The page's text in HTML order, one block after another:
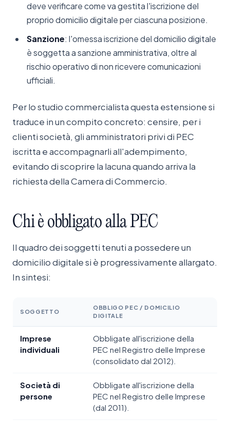
deve verificare come va gestita l'iscrizione del
proprio domicilio digitale per ciascuna posizione.
Sanzione: l'omessa iscrizione del domicilio digitale
è soggetta a sanzione amministrativa, oltre al
rischio operativo di non ricevere comunicazioni
ufficiali.
Per lo studio commercialista questa estensione si
traduce in un compito concreto: censire, per i
clienti società, gli amministratori privi di PEC
iscritta e accompagnarli all'adempimento,
evitando di scoprire la lacuna quando arriva la
richiesta della Camera di Commercio.
Chiè obbligato allaPEC
Il quadro dei soggetti tenuti a possedere un
domicilio digitale si è progressivamente allargato.
In sintesi:
SOGGETTO
OBBLIGO PEC / DOMICILIO
DIGITALE
Imprese
individuali
Obbligate all'iscrizione della
PEC nel Registro delle Imprese
(consolidato dal 2012).
Società di
persone
Obbligate all'iscrizione della
PEC nel Registro delle Imprese
(dal 2011).